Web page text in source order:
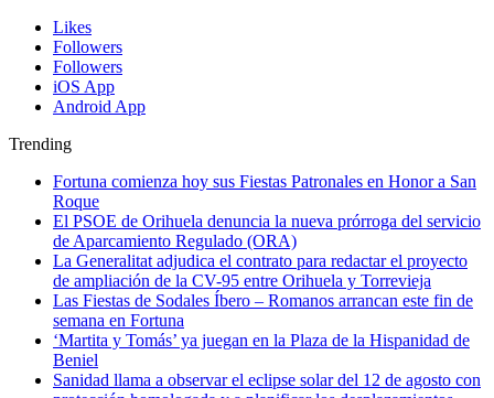
Likes
Followers
Followers
iOS App
Android App
Trending
Fortuna comienza hoy sus Fiestas Patronales en Honor a San
Roque
El PSOE de Orihuela denuncia la nueva prórroga del servicio
de Aparcamiento Regulado (ORA)
La Generalitat adjudica el contrato para redactar el proyecto
de ampliación de la CV-95 entre Orihuela y Torrevieja
Las Fiestas de Sodales Íbero – Romanos arrancan este fin de
semana en Fortuna
‘Martita y Tomás’ ya juegan en la Plaza de la Hispanidad de
Beniel
Sanidad llama a observar el eclipse solar del 12 de agosto con